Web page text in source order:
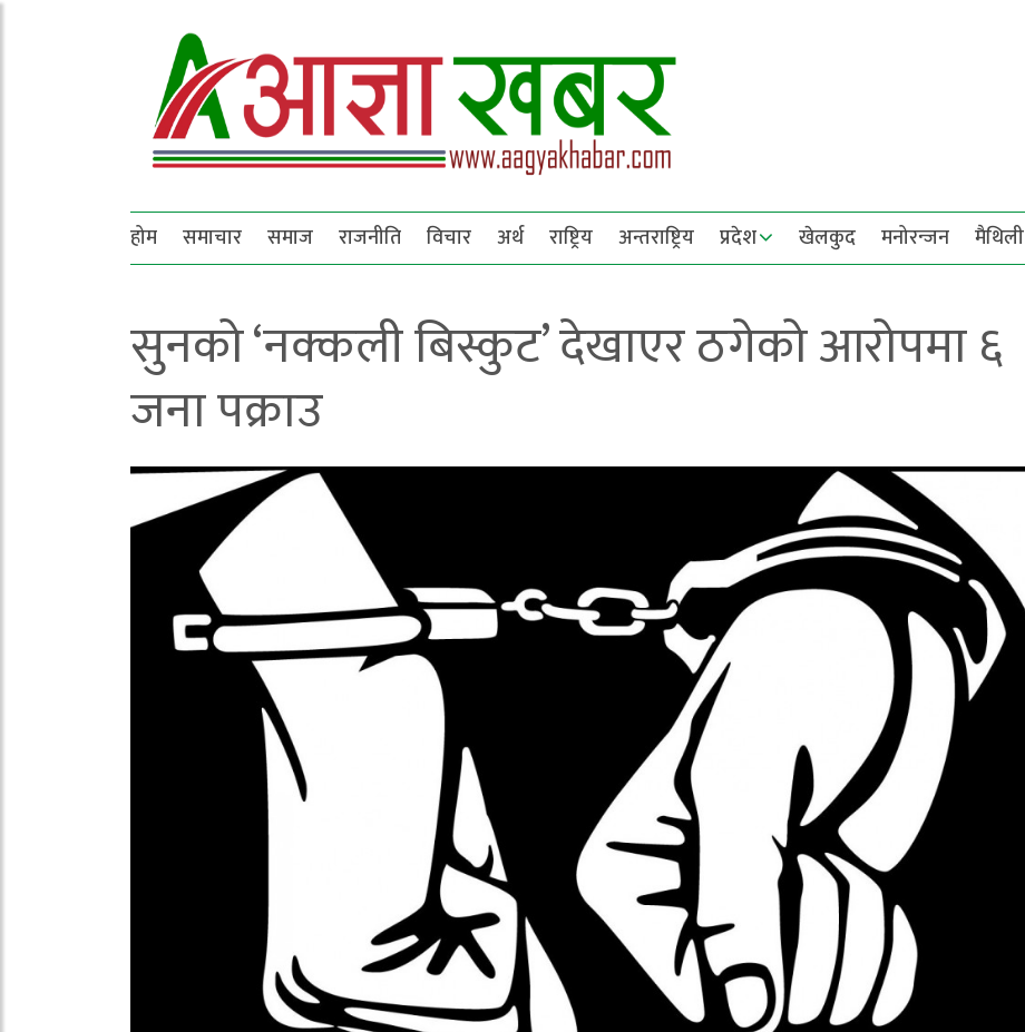
होम समाचार समाज राजनीति विचार अर्थ राष्ट्रिय अन्तराष्ट्रिय प्रदेश खेलकुद मनोरन्जन मैथिली
सुनको ‘नक्कली बिस्कुट’ देखाएर ठगेको आरोपमा ६
जना पक्राउ